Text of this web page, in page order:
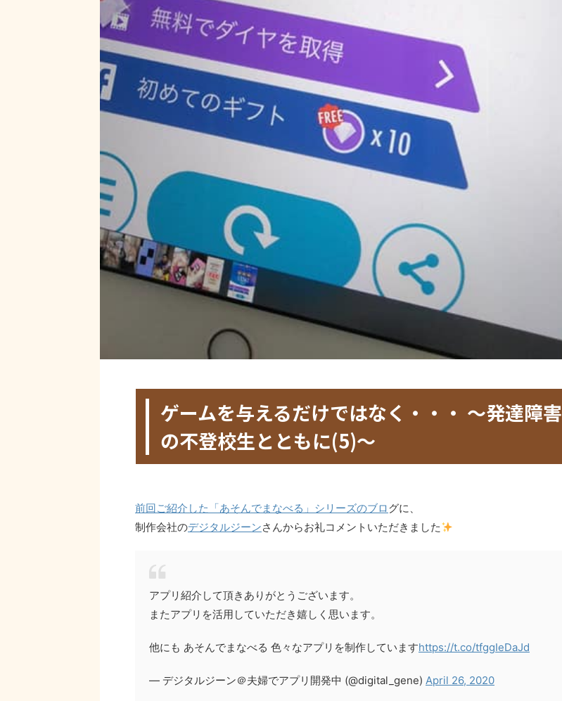
ゲームを与えるだけではなく・・・ ～発達障害
の不登校生とともに(5)～
前回ご紹介した「あそんでまなべる」シリーズのブロ グに、
制作会社のデジタルジーンさんからお礼コメントいただきました
アプリ紹介して頂きありがとうございます。
またアプリを活用していただき嬉しく思います。
他にも あそんでまなべる 色々なアプリを制作していますhttps://t.co/tfggIeDaJd
— デジタルジーン＠夫婦でアプリ開発中 (@digital_gene) April 26, 2020